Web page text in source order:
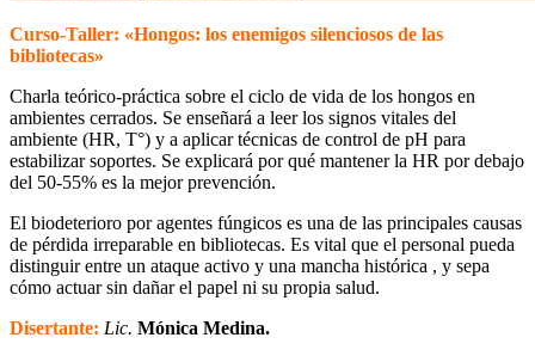
Curso-Taller: «Hongos: los enemigos silenciosos de las
bibliotecas»
Charla teórico-práctica sobre el ciclo de vida de los hongos en
ambientes cerrados. Se enseñará a leer los signos vitales del
ambiente (HR, T°) y a aplicar técnicas de control de pH para
estabilizar soportes. Se explicará por qué mantener la HR por debajo
del 50-55% es la mejor prevención.
El biodeterioro por agentes fúngicos es una de las principales causas
de pérdida irreparable en bibliotecas. Es vital que el personal pueda
distinguir entre un ataque activo y una mancha histórica , y sepa
cómo actuar sin dañar el papel ni su propia salud.
Disertante: Lic. Mónica Medina.